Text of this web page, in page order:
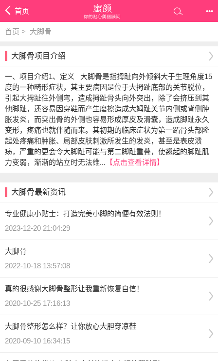
首页 •••
首页 > 大脚骨
大脚骨项目介绍
一、项目介绍1、定义 大脚骨是指拇趾向外倾斜大于生理角度15
度的一种畸形症状，其主要病因是位于大拇趾底部的关节脱位，
引起大拇趾往外侧弯，造成拇趾骨头向外突出，除了会挤压到其
他脚趾，还容易因穿鞋而产生磨擦造成大姆趾关节内侧或背侧肿
胀发炎，而突出骨的外侧也容易形成厚皮及滑囊，造成脚趾永久
变形，疼痛也就伴随而来。其初期的临床症状为第一跖骨头部隆
起处疼痛和肿胀、局部皮肤刺激所发生的发炎，甚至是表皮溃
疡，严重的更会令大脚趾可能与第二脚趾重叠，使翘起的脚趾肌
力变弱，渐渐的站立时无法维... 【点击查看详情】
大脚骨最新资讯
专业健康小贴士：打造完美小脚的简便有效法则！
2023-12-20 21:04:29
大脚骨
2022-10-18 13:57:08
真的很感谢大脚骨整形让我重新恢复自信！
2020-10-25 17:16:13
大脚骨整形怎么样？让你放心大胆穿凉鞋
2020-09-10 16:34:15